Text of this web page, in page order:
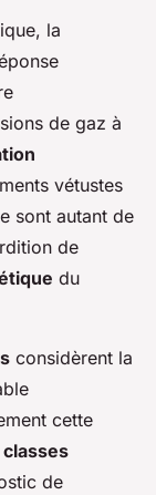
la
de gaz à
vétustes
sont autant de
de
du
considèrent la
cette
de